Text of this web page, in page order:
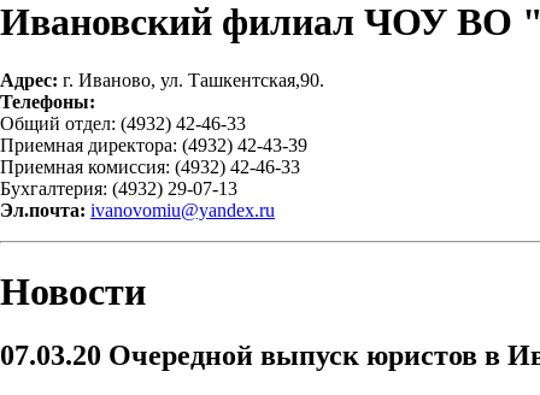
Ивановский филиал ЧОУ ВО
Адрес: г. Иваново, ул. Ташкентская,90.
Телефоны:
Общий отдел: (4932) 42-46-33
Приемная директора: (4932) 42-43-39
Приемная комиссия: (4932) 42-46-33
Бухгалтерия: (4932) 29-07-13
Эл.почта: ivanovomiu@yandex.ru
Новости
07.03.20 Очередной выпуск юристов в